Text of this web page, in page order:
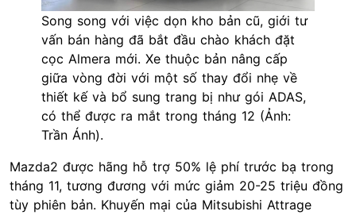
Song song với việc dọn kho bản cũ, giới tư
vấn bán hàng đã bắt đầu chào khách đặt
cọc Almera mới. Xe thuộc bản nâng cấp
giữa vòng đời với một số thay đổi nhẹ về
thiết kế và bổ sung trang bị như gói ADAS,
có thể được ra mắt trong tháng 12 (Ảnh:
Trần Ánh).
Mazda2 được hãng hỗ trợ 50% lệ phí trước bạ trong
tháng 11, tương đương với mức giảm 20-25 triệu đồng
tùy phiên bản. Khuyến mại của Mitsubishi Attrage